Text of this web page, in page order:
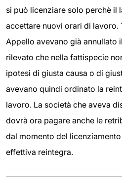
si può licenziare solo perchè il
accettare nuovi orari di lavoro.
Appello avevano già annullato
rilevato che nella fattispecie
ipotesi di giusta causa o di
avevano quindi ordinato la
lavoro. La società che aveva
dovrà ora pagare anche le
dal momento del
effettiva reintegra.